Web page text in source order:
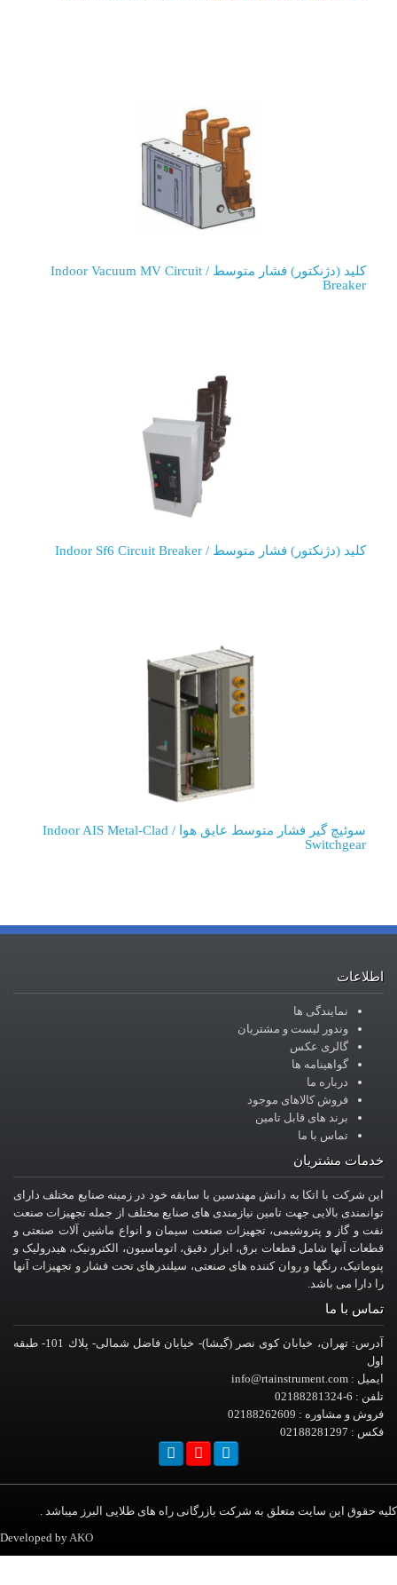
کلید (دژنکتور) فشار متوسط / Indoor Vacuum MV Circuit
Breaker
کلید (دژنکتور) فشار متوسط / Indoor Sf6 Circuit Breaker
سوئیچ گیر فشار متوسط عایق هوا / Indoor AIS Metal-Clad
Switchgear
اطلاعات
نمایندگی ها
وندور لیست و مشتریان
گالری عکس
گواهینامه ها
درباره ما
فروش کالاهای موجود
برند های قابل تامین
تماس با ما
خدمات مشتریان
این شرکت با اتکا به دانش مهندسین با سابقه خود در زمینه صنایع مختلف دارای
توانمندی بالایی جهت تامین نیازمندی های صنایع مختلف از جمله تجهیزات صنعت
نفت و گاز و پتروشیمی، تجهیزات صنعت سیمان و انواع ماشین آلات صنعتی و
قطعات آنها شامل قطعات برق، ابزار دقیق، اتوماسیون، الکترونیک، هیدرولیک و
پنوماتیک، رنگها و روان کننده های صنعتی، سیلندرهای تحت فشار و تجهیزات آنها
را دارا می باشد.
تماس با ما
آدرس: تهران، خيابان کوی نصر (گیشا)- خيابان فاضل شمالی- پلاك 101- طبقه
اول
ایمیل : info@rtainstrument.com
تلفن : 6-02188281324
فروش و مشاوره : 02188262609
فکس : 02188281297
حقوق این سایت متعلق به شرکت بازرگانی راه های طلایی البرز میباشد .
Developed byAKO